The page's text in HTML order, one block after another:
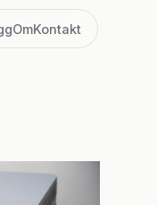
OmKontakt